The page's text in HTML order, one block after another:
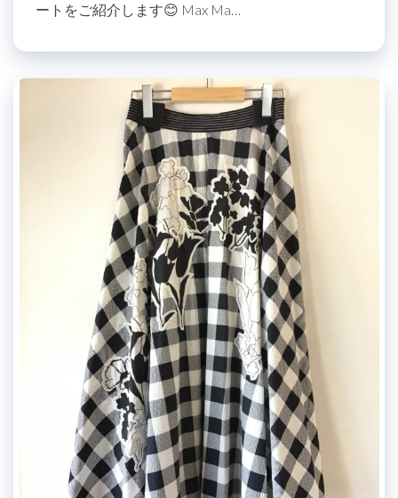
ートをご紹介します😊 Max Ma…